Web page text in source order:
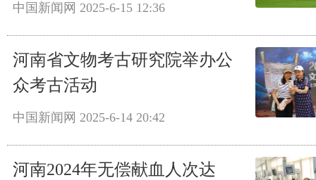
中国新闻网 2025-6-15 12:36
河南省文物考古研究院举办公
众考古活动
中国新闻网 2025-6-14 20:42
河南2024年无偿献血人次达